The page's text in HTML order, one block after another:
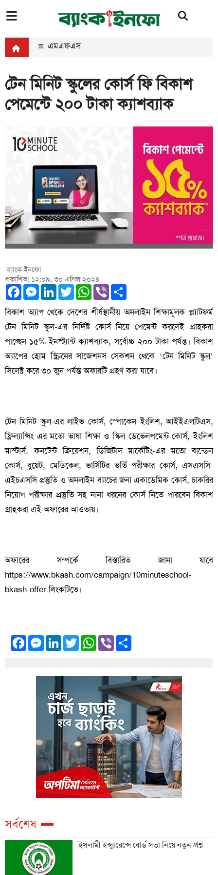
এমএফএস
টেন মিনিট স্কুলের কোর্স ফি বিকাশ
পেমেন্টে ২০০ টাকা ক্যাশব্যাক
ব্যাংক ইনফো
প্রকাশিত: ১২:০৯, ৩০ এপ্রিল ২০২৪
Facebook
Messenger
LinkedIn
TwitterWhatsApp
Viber
বিকাশ অ্যাপ থেকে দেশের শীর্ষস্থানীয় অনলাইন শিক্ষামূলক প্ল্যাটফর্ম
টেন মিনিট স্কুল-এর নির্দিষ্ট কোর্স নিয়ে পেমেন্ট করলেই গ্রাহকরা
পাচ্ছেন ১৫% ইনস্ট্যান্ট ক্যাশব্যাক, সর্বোচ্চ ২০০ টাকা পর্যন্ত। বিকাশ
অ্যাপের হোম স্ক্রিনের সাজেশনস সেকশন থেকে ‘টেন মিনিট স্কুল’
সিলেক্ট করে ৩০ জুন পর্যন্ত অফারটি গ্রহণ করা যাবে।
টেন মিনিট স্কুল-এর লাইভ কোর্স, স্পোকেন ইংলিশ, আইইএলটিএস,
ফ্রিল্যান্সিং এর মতো ভাষা শিক্ষা ও স্কিল ডেভেলপমেন্ট কোর্স, ইংলিশ
মাস্টার্স, কনটেন্ট ক্রিয়েশন, ডিজিটাল মার্কেটিং-এর মতো বান্ডেল
কোর্স, বুয়েট, মেডিকেল, ভার্সিটির ভর্তি পরীক্ষার কোর্স, এসএসসি-
এইচএসসি প্রস্তুতি ও অনলাইন ব্যাচের জন্য একাডেমিক কোর্স, চাকরির
নিয়োগ পরীক্ষার প্রস্তুতি সহ নানা ধরনের কোর্স নিতে পারবেন বিকাশ
গ্রাহকরা এই অফারের আওতায়।
অফারের সম্পর্কে বিস্তারিত জানা যাবে
https://www.bkash.com/campaign/10minuteschool-
bkash-offer লিংকটিতে।
Facebook
Messenger
LinkedIn
TwitterWhatsApp
Viber
সর্বশেষ
ইসলামী ইন্স্যুরেন্সে বোর্ড সভা নিয়ে নতুন প্রশ্ন